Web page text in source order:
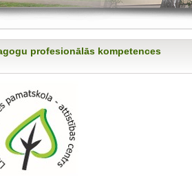
profesionālās kompetences